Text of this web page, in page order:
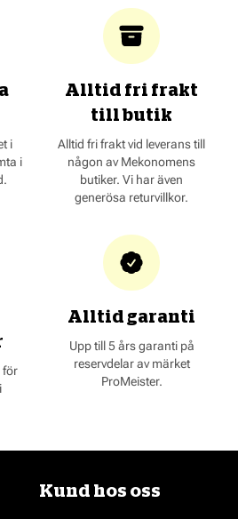
i
i
Alltid fri frakt
till butik
Alltid fri frakt vid leverans till
någon av Mekonomens
butiker. Vi har även
generösa returvillkor.
för
Alltid garanti
Upp till 5 års garanti på
reservdelar av märket
ProMeister.
Kund hos oss